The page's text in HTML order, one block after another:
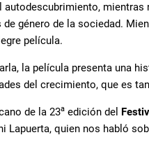
mientras
género de la sociedad.
película.
la película presenta una
del crecimiento, que es
de la 23a edición del
Lapuerta, quien nos habló